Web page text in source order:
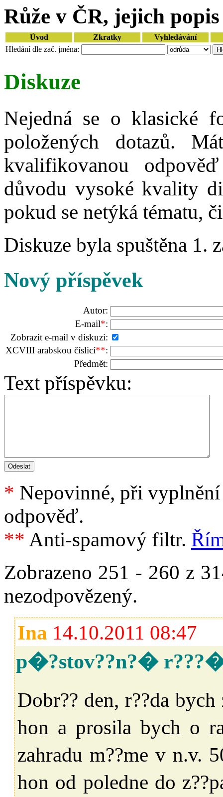
Růže v ČR, jejich
Úvod Zkratky
Vyhledávání
Hledání dle zač. jména:
Diskuze
Nejedná se o klasické
položených dotazů.
kvalifikovanou
důvodu vysoké kvality
pokud se netýká tématu,
Diskuze byla spuštěna 1.
Nový příspěvek
Autor:
E-mail*:
Zobrazit e-mail v diskuzi:
XCVIII arabskou číslicí**:
Předmět:
Text příspěvku:
* Nepovinné, při vyplnění
odpověď.
** Anti-spamový filtr.
Zobrazeno 251 - 260 z
nezodpovězený.
Ina 14.10.2011 08:47
p�?stov??n?�
Dobr?? den, r??da
hon a prosila bych o
zahradu m??me v n.v.
hon od poledne do